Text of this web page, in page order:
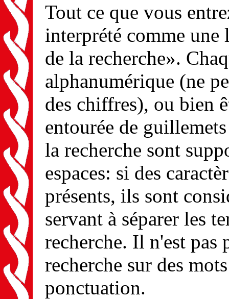
Tout ce que vous
interprété comme une
de la recherche».
alphanumérique (ne
des chiffres), ou bien
entourée de
la recherche sont
espaces: si des
présents, ils sont
servant à séparer les
recherche. Il n'est pas
recherche sur des
ponctuation.